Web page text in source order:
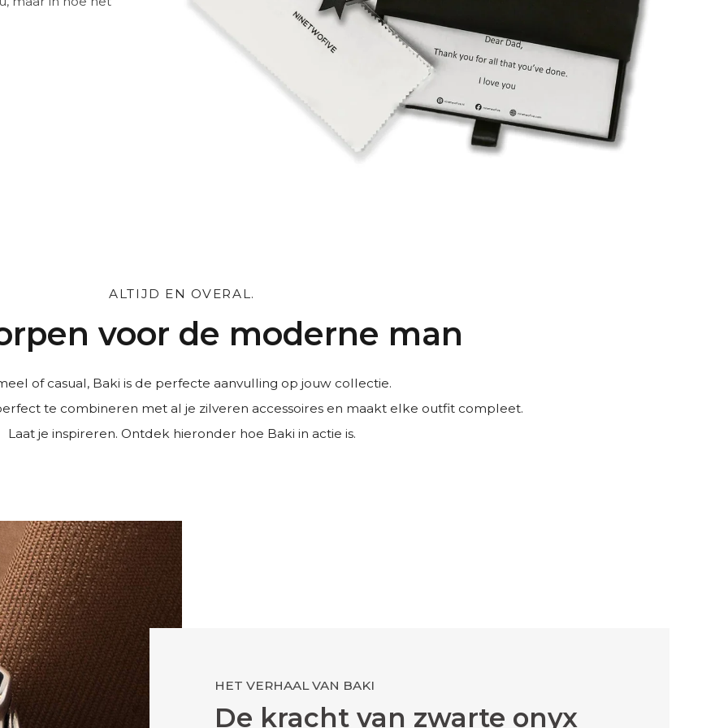
ALTIJD EN OVERAL.
voor de moderne man
of casual, Baki is de perfecte aanvulling op jouw collectie.
te combineren met al je zilveren accessoires en maakt elke outfit compleet.
Laat je inspireren. Ontdek hieronder hoe Baki in actie is.
HET VERHAAL VAN BAKI
De kracht van zwarte onyx